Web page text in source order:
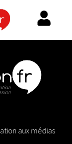
aux médias